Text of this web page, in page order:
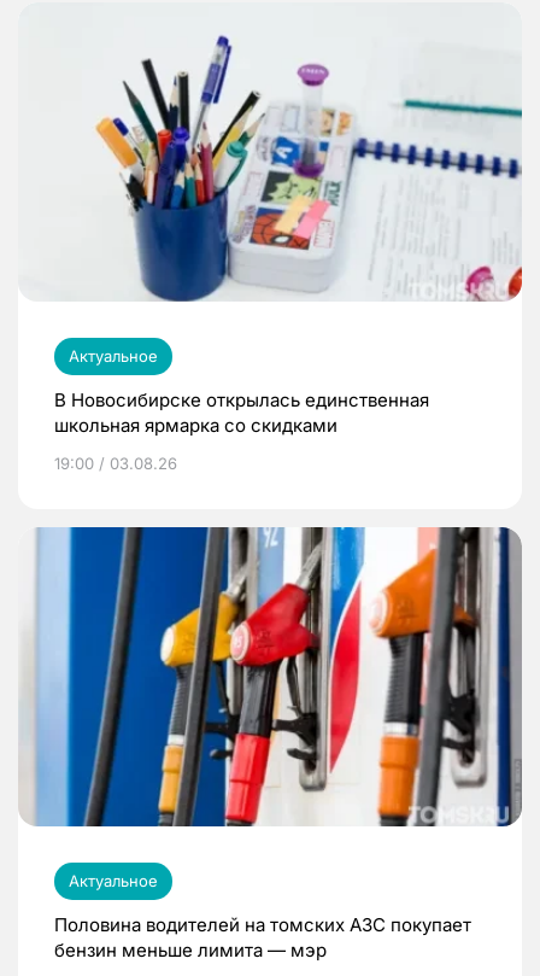
Актуальное
В Новосибирске открылась единственная
школьная ярмарка со скидками
19:00 / 03.08.26
Актуальное
Половина водителей на томских АЗС покупает
бензин меньше лимита — мэр